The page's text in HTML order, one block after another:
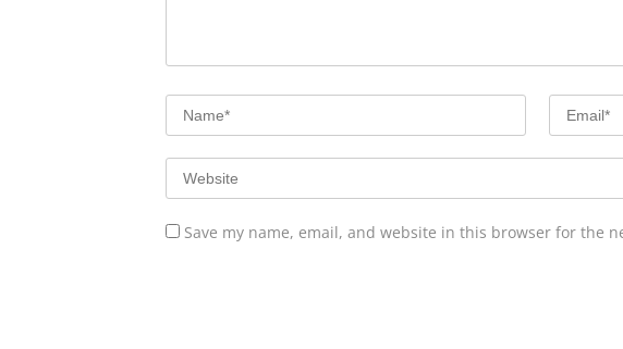
Save my name, email, and website in this browser for the